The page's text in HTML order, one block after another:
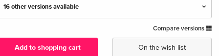
16 other versions available
English · UK Version
EUR 33.99
Compare versions
Add to shopping cart On the wish list